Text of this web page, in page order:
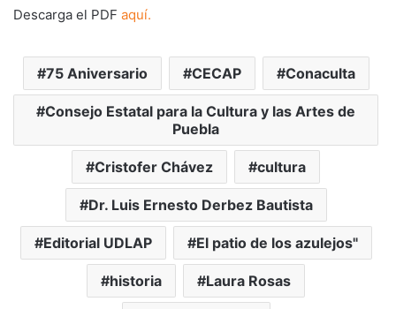
Descarga el PDF aquí.
75 Aniversario CECAP Conaculta
Consejo Estatal para la Cultura y las Artes de
Puebla
Cristofer Chávez cultura
Dr. Luis Ernesto Derbez Bautista
Editorial UDLAP El patio de los azulejos"
historia Laura Rosas